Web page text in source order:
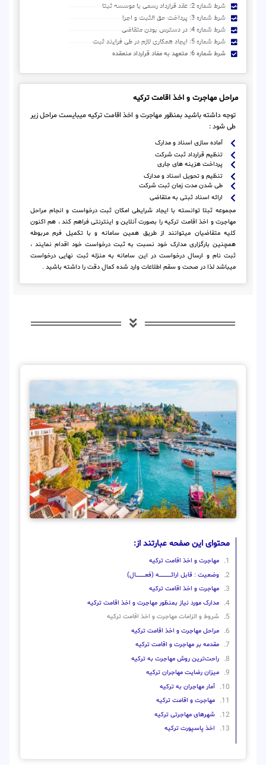
شرط شماره 2: عقد قرارداد رسمی با موسسه ثبتا
شرط شماره 3: پرداخت حق الثبت و اجرا
شرط شماره 4: در دسترس بودن متقاضی
شرط شماره 5: ایجاد همکاری لازم در طی فرایند ثبت
شرط شماره 6: متعهد به مفاد قرارداد منعقده
مراحل مهاجرت و اخذ اقامت ترکیه
توجه داشته باشید بمنظور مهاجرت و اخذ اقامت ترکیه میبایست مراحل زیر
طی شود :
آماده سازی اسناد و مدارک
تنظیم قرارداد ثبت شرکت
پرداخت هزینه های جاری
تنظیم و تحویل اسناد و مدارک
طی شدن مدت زمان ثبت شرکت
ارائه اسناد ثبتی به متقاضی
مجموعه ثبتا توانسته با ایجاد شرایطی امکان ثبت درخواست و انجام مراحل
مهاجرت و اخذ اقامت ترکیه را بصورت آنلاین و اینترنتی فراهم کند ، هم اکنون
کلیه متقاضیان میتوانند از طریق همین سامانه و با تکمیل فرم مربوطه
همچنین بارگزاری مدارک خود نسبت به ثبت درخواست خود اقدام نمایند ،
ثبت نام و ارسال درخواست در این سامانه به منزله ثبت نهایی درخواست
میباشد لذا در صحت و سقم اطلاعات وارد شده کمال دقت را داشته باشید .
محتوای این صفحه عبارتند از:
مهاجرت و اخذ اقامت ترکیه
وضعیت : قابل ارائــــــــــــــــــــه (فعـــــــــــــــال)
مهاجرت و اخذ اقامت ترکیه
مدارک مورد نیاز بمنظور مهاجرت و اخذ اقامت ترکیه
شروط و الزامات مهاجرت و اخذ اقامت ترکیه
مراحل مهاجرت و اخذ اقامت ترکیه
مقدمه بر مهاجرت و اقامت ترکیه
راحت‌ترین روش مهاجرت به ترکیه
میزان رضایت مهاجران ترکیه
آمار مهاجران به ترکیه
مهاجرت و اقامت ترکیه
شهرهای مهاجرتی ترکیه
اخذ پاسپورت ترکیه